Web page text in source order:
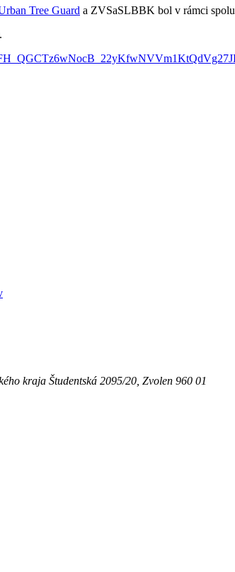
Tree Guard a ZVSaSLBBK bol v rámci
kraja Študentská 2095/20, Zvolen 960 01